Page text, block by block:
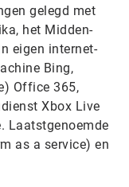
gelegd met
het Midden-
eigen internet-
Bing,
Office 365,
Xbox Live
Laatstgenoemde
as a service) en